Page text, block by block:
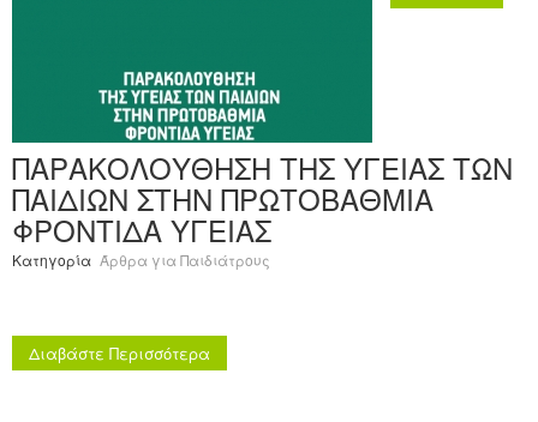
ΠΑΡΑΚΟΛΟΥΘΗΣΗ ΤΗΣ ΥΓΕΙΑΣ ΤΩΝ
ΠΑΙΔΙΩΝ ΣΤΗΝ ΠΡΩΤΟΒΑΘΜΙΑ
ΦΡΟΝΤΙΔΑ ΥΓΕΙΑΣ
Κατηγορία Άρθρα για Παιδιάτρους
Διαβάστε Περισσότερα